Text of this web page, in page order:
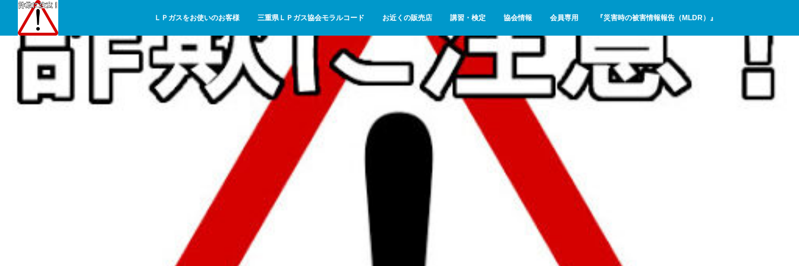
ＬＰガスをお使いのお客様 三重県ＬＰガス協会モラルコード お近くの販売店 講習・検定 協会情報 会員専用 『災害時の被害情報報告（MLDR）』